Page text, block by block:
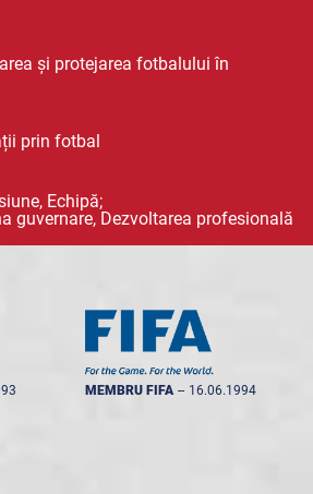
și protejarea fotbalului în
prin fotbal
Echipă;
guvernare, Dezvoltarea profesională
MEMBRU FIFA -- 16.06.1994